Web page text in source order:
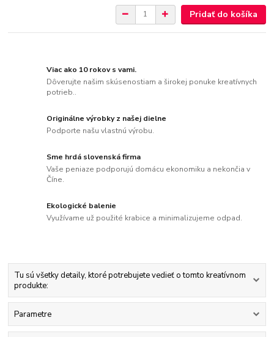
Pridať do košíka
Viac ako 10 rokov s vami.
Dôverujte našim skúsenostiam a širokej ponuke kreatívnych
potrieb..
Originálne výrobky z našej dielne
Podporte našu vlastnú výrobu.
Sme hrdá slovenská firma
Vaše peniaze podporujú domácu ekonomiku a nekončia v
Číne.
Ekologické balenie
Využívame už použité krabice a minimalizujeme odpad.
Tu sú všetky detaily, ktoré potrebujete vedieť o tomto kreatívnom
produkte:
Parametre